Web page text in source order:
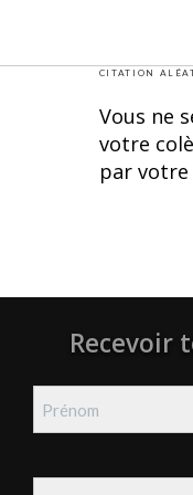
CITATION
Vous ne
votre
par votre
Recevoir